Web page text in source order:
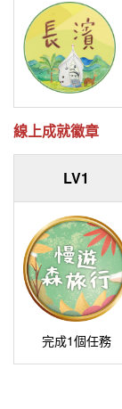
線上成就徽章
LV1
完成1個任務